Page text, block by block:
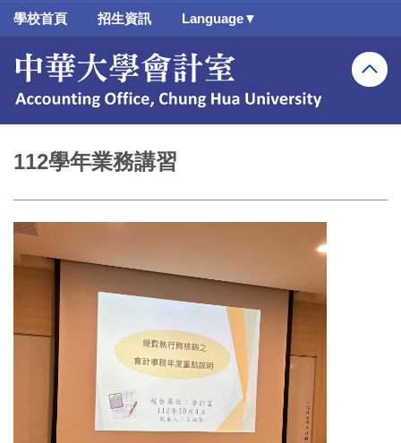
跳
要
容
區
學校首頁 招生資訊 Language▼
112學年業務講習